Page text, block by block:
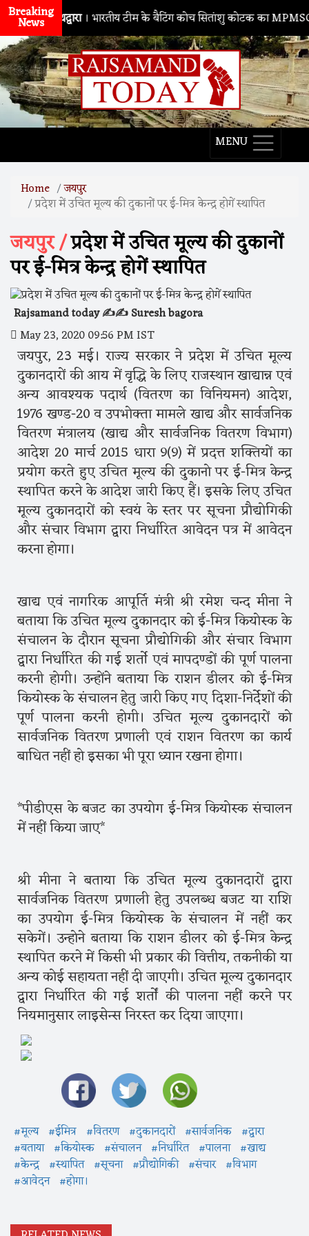
Breaking
News
नाथद्वारा। भारतीय टीम के बैटिंग कोच सितांशु कोटक का MPMSC दौरा,
MENU
Home जयपुर
प्रदेश में उचित मूल्य की दुकानों पर ई-मित्र केन्द्र होगें स्थापित
जयपुर /प्रदेश में उचित मूल्य की दुकानों
पर ई-मित्र केन्द्र होगें स्थापित
Rajsamand today ✍️✍️ Suresh bagora
May 23, 2020 09:56 PM IST
जयपुर, 23 मई। राज्य सरकार ने प्रदेश में उचित मूल्य
दुकानदारों की आय में वृद्धि के लिए राजस्थान खाद्यान्न एवं
अन्य आवश्यक पदार्थ (वितरण का विनियमन) आदेश,
1976 खण्ड-20 व उपभोक्ता मामले खाद्य और सार्वजनिक
वितरण मंत्रालय (खाद्य और सार्वजनिक वितरण विभाग)
आदेश 20 मार्च 2015 धारा 9(9) में प्रदत्त शक्तियों का
प्रयोग करते हुए उचित मूल्य की दुकानो पर ई-मित्र केन्द्र
स्थापित करने के आदेश जारी किए हैं। इसके लिए उचित
मूल्य दुकानदारों को स्वयं के स्तर पर सूचना प्रौद्योगिकी
और संचार विभाग द्वारा निर्धारित आवेदन पत्र में आवेदन
करना होगा।
खाद्य एवं नागरिक आपूर्ति मंत्री श्री रमेश चन्द मीना ने
बताया कि उचित मूल्य दुकानदार को ई-मित्र कियोस्क के
संचालन के दौरान सूचना प्रौद्योगिकी और संचार विभाग
द्वारा निर्धारित की गई शर्तो एवं मापदण्डों की पूर्ण पालना
करनी होगी। उन्होंने बताया कि राशन डीलर को ई-मित्र
कियोस्क के संचालन हेतु जारी किए गए दिशा-निर्देशों की
पूर्ण पालना करनी होगी। उचित मूल्य दुकानदारों को
सार्वजनिक वितरण प्रणाली एवं राशन वितरण का कार्य
बाधित नहीं हो इसका भी पूरा ध्यान रखना होगा।
*पीडीएस के बजट का उपयोग ई-मित्र कियोस्क संचालन
में नहीं किया जाए*
श्री मीना ने बताया कि उचित मूल्य दुकानदारों द्वारा
सार्वजनिक वितरण प्रणाली हेतु उपलब्ध बजट या राशि
का उपयोग ई-मित्र कियोस्क के संचालन में नहीं कर
सकेगें। उन्होने बताया कि राशन डीलर को ई-मित्र केन्द्र
स्थापित करने में किसी भी प्रकार की वित्तीय, तकनीकी या
अन्य कोई सहायता नहीं दी जाएगी। उचित मूल्य दुकानदार
द्वारा निर्धारित की गई शर्तों की पालना नहीं करने पर
नियमानुसार लाइसेन्स निरस्त कर दिया जाएगा।
#मूल्य #ईमित्र #वितरण #दुकानदारों #सार्वजनिक #द्वारा
#बताया #कियोस्क #संचालन #निर्धारित #पालना #खाद्य
#केन्द्र #स्थापित #सूचना #प्रौद्योगिकी #संचार #विभाग
#आवेदन #होगा।